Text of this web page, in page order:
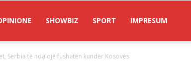
SHOWBIZ SPORT IMPRESUM
Serbia të ndalojë fushatën kundër Kosovës